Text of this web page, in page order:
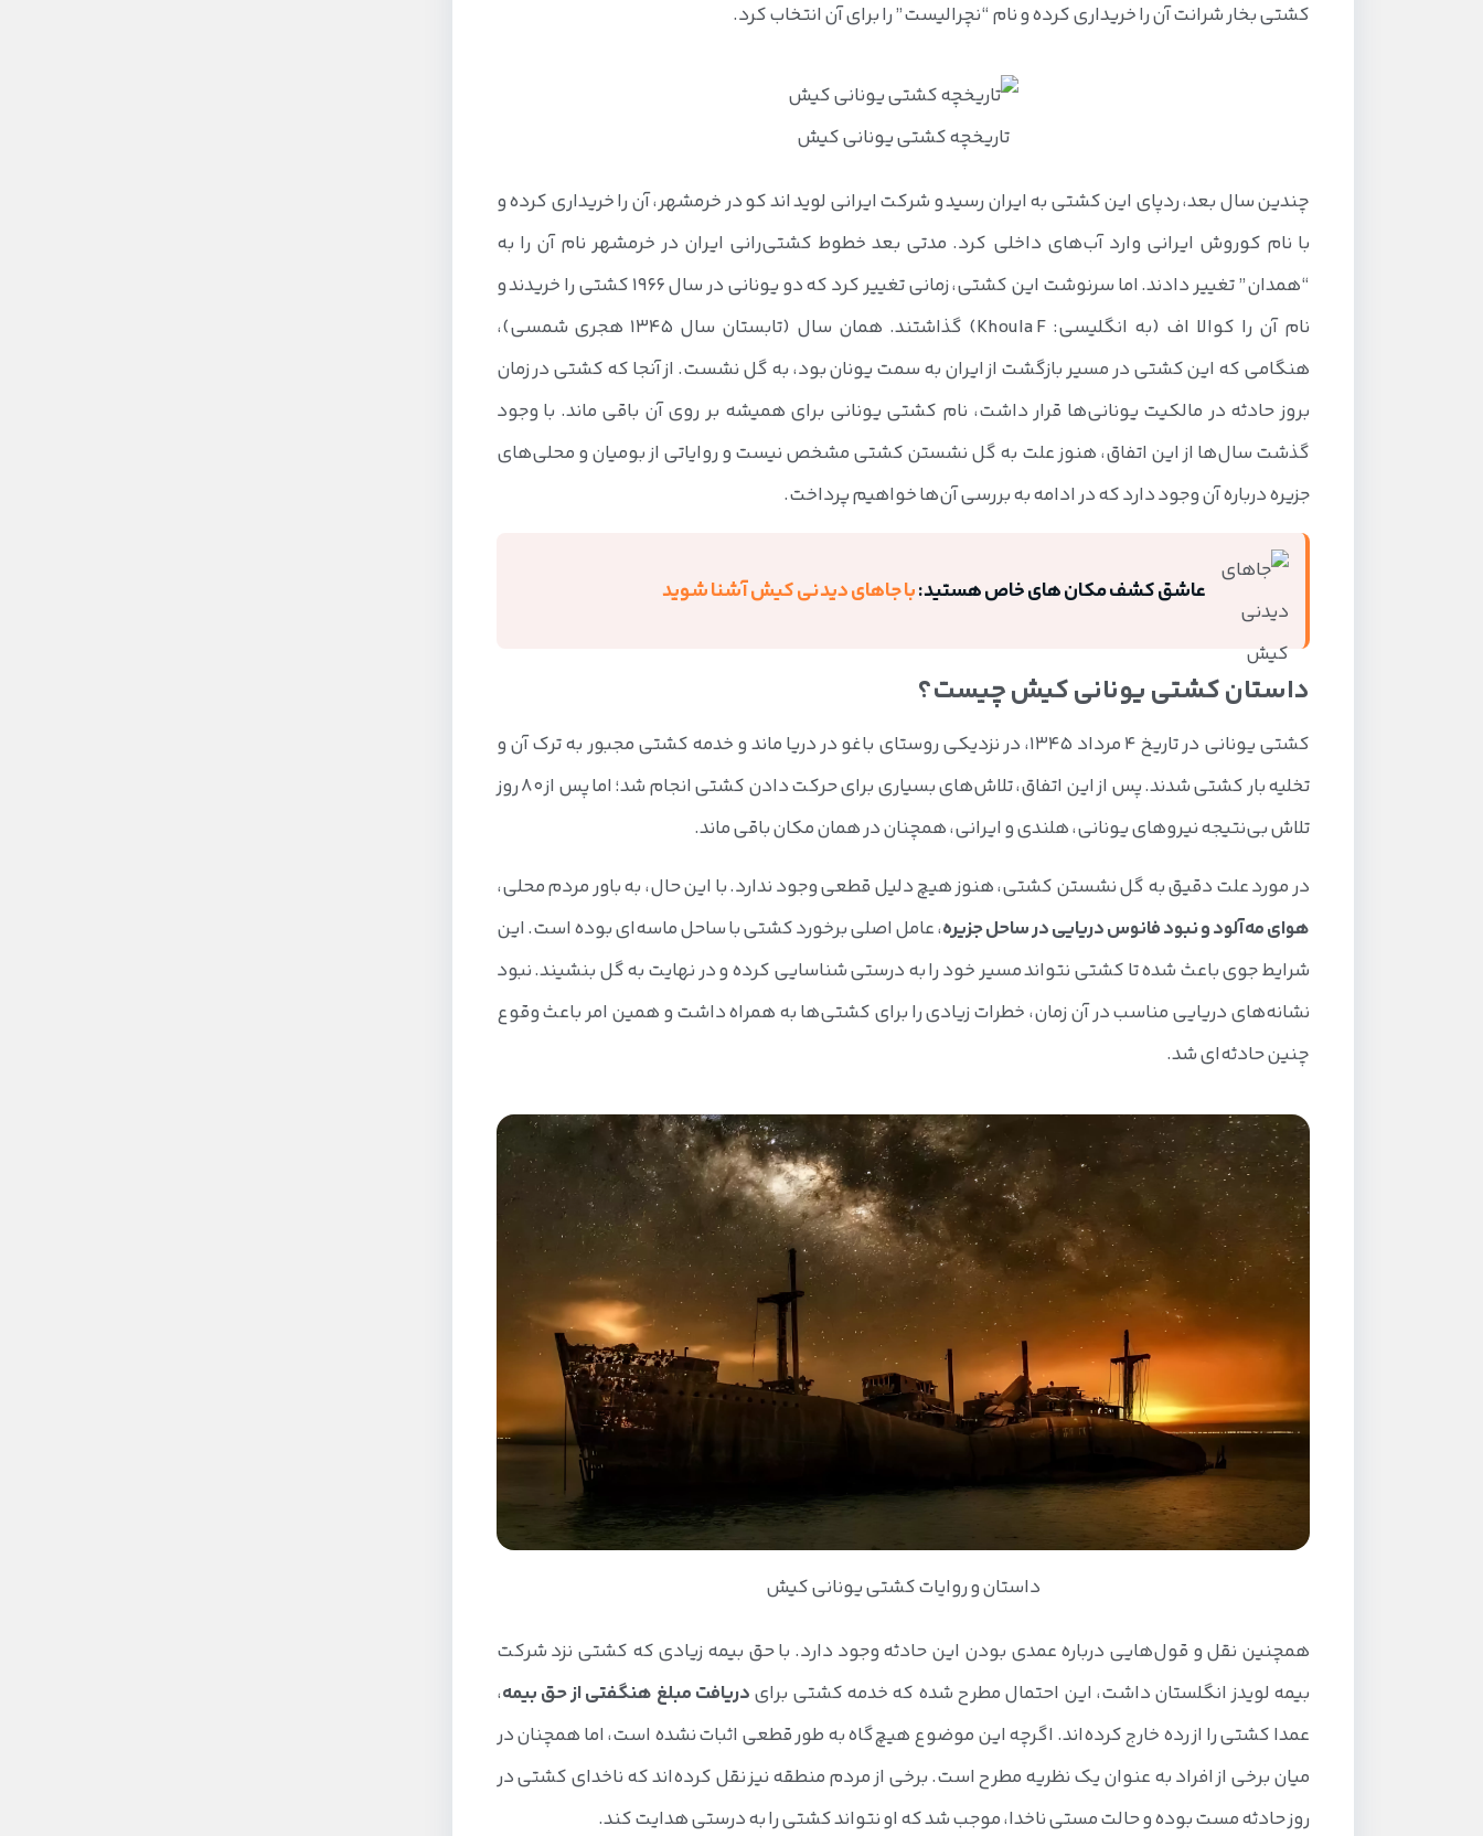
کشتی بخار شرانت آن را خریداری کرده و نام “نچرالیست” را برای آن انتخاب کرد.
تاریخچه کشتی یونانی کیش
چندین سال بعد، ردپای این کشتی به ایران رسید و شرکت ایرانی لوید اند کو در خرمشهر، آن را خریداری کرده و
با نام کوروش ایرانی وارد آب‌های داخلی کرد. مدتی بعد خطوط کشتی‌رانی ایران در خرمشهر نام آن را به
“همدان” تغییر دادند. اما سرنوشت این کشتی، زمانی تغییر کرد که دو یونانی در سال ۱۹۶۶ کشتی را خریدند و
نام آن را کوالا اف (به انگلیسی: Khoula F) گذاشتند. همان سال (تابستان سال 1345 هجری شمسی)،
هنگامی که این کشتی در مسیر بازگشت از ایران به سمت یونان بود، به گل نشست. از آنجا که کشتی در زمان
بروز حادثه در مالکیت یونانی‌ها قرار داشت، نام کشتی یونانی برای همیشه بر روی آن باقی ماند. با وجود
گذشت سال‌ها از این اتفاق، هنوز علت به گل نشستن کشتی مشخص نیست و روایاتی از بومیان و محلی‌های
جزیره درباره آن وجود دارد که در ادامه به بررسی آن‌ها خواهیم پرداخت.
عاشق کشف مکان های خاص هستید:با جاهای دیدنی کیش آشنا شوید
داستان کشتی یونانی کیش چیست؟
کشتی یونانی در تاریخ 4 مرداد 1345، در نزدیکی روستای باغو در دریا ماند و خدمه کشتی مجبور به ترک آن و
تخلیه بار کشتی شدند. پس از این اتفاق، تلاش‌های بسیاری برای حرکت دادن کشتی انجام شد؛ اما پس از 80 روز
تلاش بی‌نتیجه نیروهای یونانی، هلندی و ایرانی، همچنان در همان مکان باقی ماند.
در مورد علت دقیق به گل نشستن کشتی، هنوز هیچ دلیل قطعی وجود ندارد. با این حال، به باور مردم محلی،
هوای مه‌آلود و نبود فانوس دریایی در ساحل جزیره، عامل اصلی برخورد کشتی با ساحل ماسه‌ای بوده است. این
شرایط جوی باعث شده تا کشتی نتواند مسیر خود را به درستی شناسایی کرده و در نهایت به گل بنشیند. نبود
نشانه‌های دریایی مناسب در آن زمان، خطرات زیادی را برای کشتی‌ها به همراه داشت و همین امر باعث وقوع
چنین حادثه‌ای شد.
داستان و روایات کشتی یونانی کیش
همچنین نقل و قول‌هایی درباره عمدی بودن این حادثه وجود دارد. با حق بیمه زیادی که کشتی نزد شرکت
بیمه لویدز انگلستان داشت، این احتمال مطرح شده که خدمه کشتی برایدریافت مبلغ هنگفتی از حق بیمه،
عمدا کشتی را از رده خارج کرده‌اند. اگرچه این موضوع هیچ‌گاه به طور قطعی اثبات نشده است، اما همچنان در
میان برخی از افراد به عنوان یک نظریه مطرح است. برخی از مردم منطقه نیز نقل کرده‌اند که ناخدای کشتی در
روز حادثه مست بوده و حالت مستی ناخدا، موجب شد که او نتواند کشتی را به درستی هدایت کند.